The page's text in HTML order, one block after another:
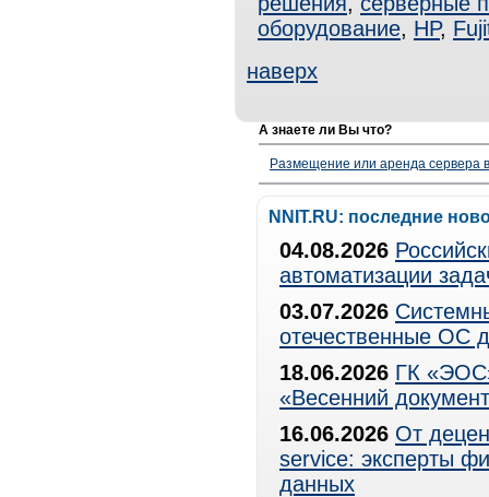
оборудование, HP,
наверх
А знаете ли Вы что?
Размещение или аренда сервера
NNIT.RU: последние
04.08.2026
автоматизации
03.07.2026
отечественные ОС
18.06.2026 ГК
«Весенний
16.06.2026 От
service: эксперты
данных